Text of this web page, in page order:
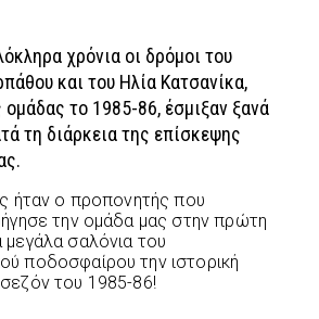
χρόνια οι δρόμοι του
και του Ηλία Κατσανίκα,
το 1985-86, έσμιξαν ξανά
τη διάρκεια της επίσκεψης
ήταν ο προπονητής που
την ομάδα μας στην πρώτη
σαλόνια του
ποδοσφαίρου την ιστορική
του 1985-86!